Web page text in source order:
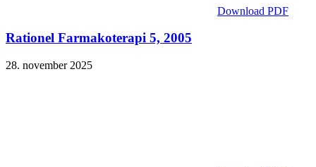
Download PDF
Rationel Farmakoterapi 5, 2005
28. november 2025